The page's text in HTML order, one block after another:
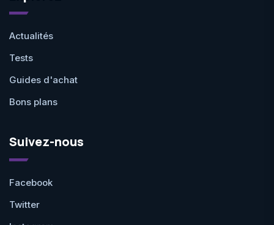
Actualités
Tests
Guides d'achat
Bons plans
Suivez-nous
Facebook
Twitter